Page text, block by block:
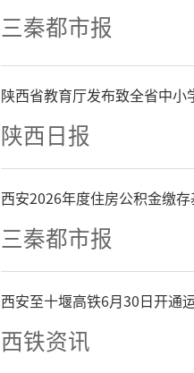
议。充分体
离责”的崇
期间，市级
首。
履霜坚冰季
与时俱进同浮
三秦都市报
陕西省教育厅发布致全省中小
陕西日报
西安2026年度住房公积金缴
三秦都市报
西安至十堰高铁6月30日开通
西铁资讯